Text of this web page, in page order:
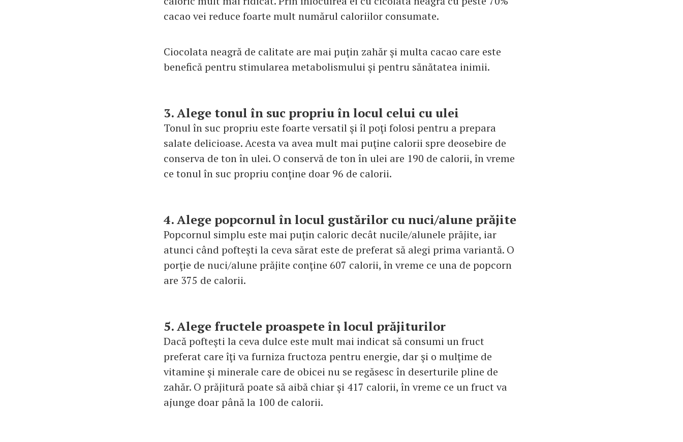
cacao vei reduce foarte mult numărul caloriilor consumate.
Ciocolata neagră de calitate are mai puţin zahăr şi multa cacao care este
benefică pentru stimularea metabolismului şi pentru sănătatea inimii.
3. Alege tonul în suc propriu în locul celui cu ulei
Tonul în suc propriu este foarte versatil şi îl poţi folosi pentru a prepara
salate delicioase. Acesta va avea mult mai puţine calorii spre deosebire de
conserva de ton în ulei. O conservă de ton în ulei are 190 de calorii, în vreme
ce tonul în suc propriu conţine doar 96 de calorii.
4. Alege popcornul în locul gustărilor cu nuci/alune prăjite
Popcornul simplu este mai puţin caloric decât nucile/alunele prăjite, iar
atunci când pofteşti la ceva sărat este de preferat să alegi prima variantă. O
porţie de nuci/alune prăjite conţine 607 calorii, în vreme ce una de popcorn
are 375 de calorii.
5. Alege fructele proaspete în locul prăjiturilor
Dacă pofteşti la ceva dulce este mult mai indicat să consumi un fruct
preferat care îţi va furniza fructoza pentru energie, dar şi o mulţime de
vitamine şi minerale care de obicei nu se regăsesc în deserturile pline de
zahăr. O prăjitură poate să aibă chiar şi 417 calorii, în vreme ce un fruct va
ajunge doar până la 100 de calorii.